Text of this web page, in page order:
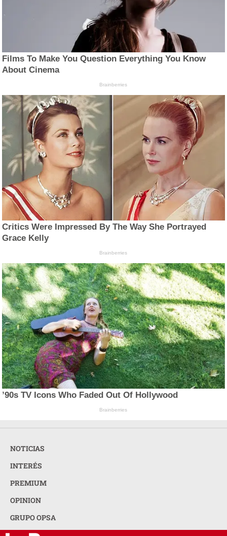
Films To Make You Question Everything You Know
About Cinema
Brainberries
Critics Were Impressed By The Way She Portrayed
Grace Kelly
Brainberries
’90s TV Icons Who Faded Out Of Hollywood
Brainberries
NOTICIAS
INTERÉS
PREMIUM
OPINION
GRUPO OPSA